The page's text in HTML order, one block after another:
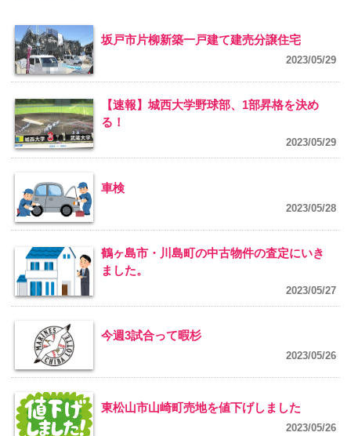
坂戸市片柳新築一戸建て建売分譲住宅
2023/05/29
【速報】城西大学野球部、1部昇格を決め
る！
2023/05/29
車検
2023/05/28
鶴ヶ島市・川島町の中古物件の査定にいき
ました。
2023/05/27
今週3試合って暇杉
2023/05/26
東松山市山崎町売地を値下げしました
2023/05/26